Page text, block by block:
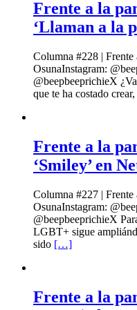
Frente a la
‘Llaman a la
Columna #228 |
OsunaInstagram:
@beepbeeprichieX
que te ha costado
Frente a la
‘Smiley’ en
Columna #227 |
OsunaInstagram:
@beepbeeprichieX
LGBT+ sigue
sido […]
Frente a la